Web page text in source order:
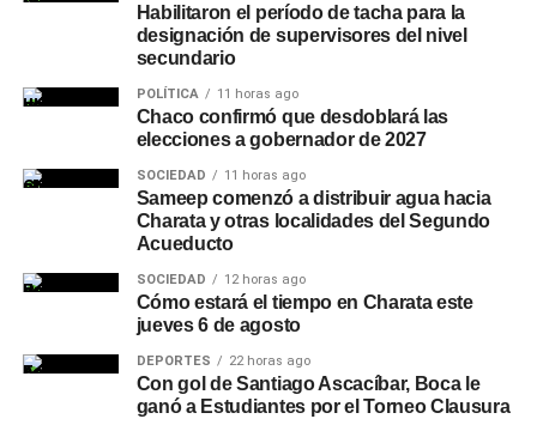
Habilitaron el período de tacha para la
designación de supervisores del nivel
secundario
POLÍTICA 11 horas ago
Chaco confirmó que desdoblará las
elecciones a gobernador de 2027
SOCIEDAD 11 horas ago
Sameep comenzó a distribuir agua hacia
Charata y otras localidades del Segundo
Acueducto
SOCIEDAD 12 horas ago
Cómo estará el tiempo en Charata este
jueves 6 de agosto
DEPORTES 22 horas ago
Con gol de Santiago Ascacíbar, Boca le
ganó a Estudiantes por el Torneo Clausura